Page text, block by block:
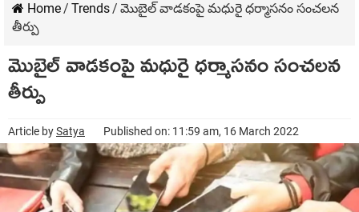
Home/ Trends/ మొబైల్ వాడకంపై మధురై ధర్మాసనం సంచలన
తీర్పు
మొబైల్ వాడకంపై మధురై ధర్మాసనం సంచలన
తీర్పు
Article bySatya Published on: 11:59 am, 16 March 2022